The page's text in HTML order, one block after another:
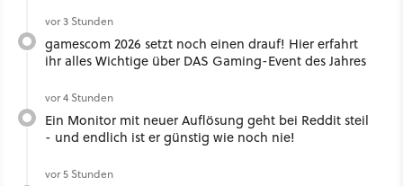
vor 3 Stunden
gamescom 2026 setzt noch einen drauf! Hier erfahrt
ihr alles Wichtige über DAS Gaming-Event des Jahres
vor 4 Stunden
Ein Monitor mit neuer Auflösung geht bei Reddit steil
- und endlich ist er günstig wie noch nie!
vor 5 Stunden